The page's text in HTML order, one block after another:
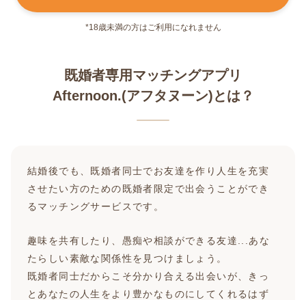
*18歳未満の方はご利用になれません
既婚者専用マッチングアプリ
Afternoon.(アフタヌーン)とは？
結婚後でも、既婚者同士でお友達を作り人生を充実
させたい方のための既婚者限定で出会うことができ
るマッチングサービスです。
趣味を共有したり、愚痴や相談ができる友達...あな
たらしい素敵な関係性を見つけましょう。
既婚者同士だからこそ分かり合える出会いが、きっ
とあなたの人生をより豊かなものにしてくれるはず